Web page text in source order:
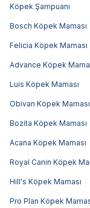
Köpek Şampuanı
Bosch Köpek Maması
Felicia Köpek Maması
Advance Köpek
Luis Köpek Maması
Obivan Köpek Maması
Bozita Köpek Maması
Acana Köpek Maması
Royal Canin Köpek
Hill's Köpek Maması
Pro Plan Köpek